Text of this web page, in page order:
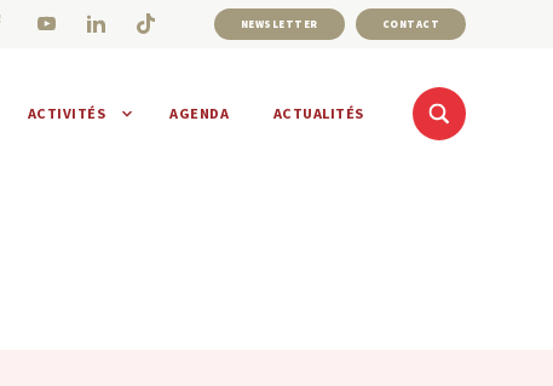
NEWSLETTER CONTACT
ACTIVITÉS AGENDA ACTUALITÉS